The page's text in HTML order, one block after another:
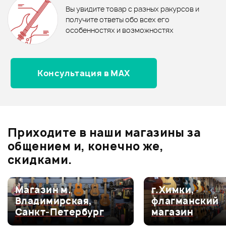
Рейтинг
Страна происхождения
КИТАЙ
Верхняя дека
Ель
Размер
4/4
Отделка
Матовая
Рейтинг
Верхняя дека
Ель
Отделка
Глянцевая
PAIR
Аудиоинтерфейс
KGST10
0.0
Оценка5
Оценка4
Оценка1
Мой отзыв о товаре
Вы увидите товар с разных ракурсов и
получите ответы обо всех его
особенностях и возможностях
Консультация в MAX
Приходите в наши магазины за
общением и, конечно же,
скидками.
Магазин м.
Владимирская,
Санкт-Петербург
г.Химки,
флагманский
магазин